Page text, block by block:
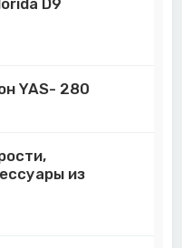
YAS- 280
из